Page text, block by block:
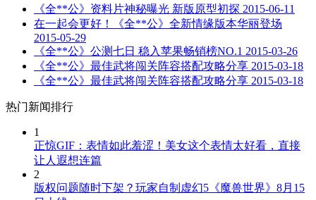
《全**公》资料片神秘曝光 新版原型初探 2015-06-11
在一起会更好！《全**公》全新情缘版本华丽登场
2015-05-29
《全**公》公测七日 稳入苹果畅销榜NO.1 2015-03-26
《全**公》最佳武将闯关阵容搭配攻略分享 2015-03-18
《全**公》最佳武将闯关阵容搭配攻略分享 2015-03-18
热门新闻排行
1
正惊GIF：表情如此羞涩！美女这个表情太好看，直接
让人遐想连篇
2
版权问题随时下架？玩家自制虚幻5《魔兽世界》8月15